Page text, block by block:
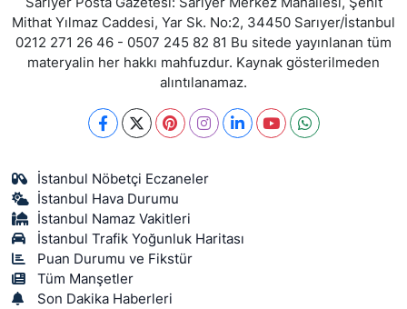
Mithat Yılmaz Caddesi, Yar Sk. No:2, 34450 Sarıyer/İstanbul
0212 271 26 46 - 0507 245 82 81 Bu sitede yayınlanan tüm
materyalin her hakkı mahfuzdur. Kaynak gösterilmeden
alıntılanamaz.
İstanbul Nöbetçi Eczaneler
İstanbul Hava Durumu
İstanbul Namaz Vakitleri
İstanbul Trafik Yoğunluk Haritası
Puan Durumu ve Fikstür
Tüm Manşetler
Son Dakika Haberleri